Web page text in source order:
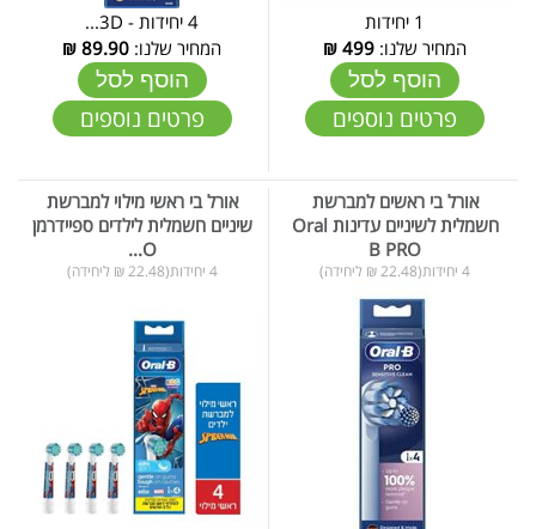
1 יחידות
המחיר שלנו: 499
₪
הוסף לסל
פרטים נוספים
4 יחידות - 3D...
המחיר שלנו: 89.90
₪
הוסף לסל
פרטים נוספים
אורל בי ראשים למברשת
חשמלית לשיניים עדינות Oral
B PRO
4 יחידות(22.48 ₪ ליחידה)
אורל בי ראשי מילוי למברשת
שיניים חשמלית לילדים ספיידרמן
O...
4 יחידות(22.48 ₪ ליחידה)